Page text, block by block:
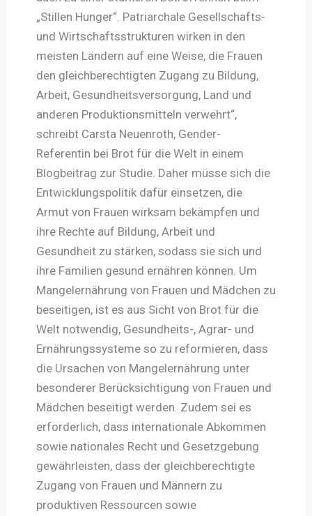
„Stillen Hunger“. Patriarchale Gesellschafts-
und Wirtschaftsstrukturen wirken in den
meisten Ländern auf eine Weise, die Frauen
den gleichberechtigten Zugang zu Bildung,
Arbeit, Gesundheitsversorgung, Land und
anderen Produktionsmitteln verwehrt“,
schreibt Carsta Neuenroth, Gender-
Referentin bei Brot für die Welt in einem
Blogbeitrag zur Studie. Daher müsse sich die
Entwicklungspolitik dafür einsetzen, die
Armut von Frauen wirksam bekämpfen und
ihre Rechte auf Bildung, Arbeit und
Gesundheit zu stärken, sodass sie sich und
ihre Familien gesund ernähren können. Um
Mangelernährung von Frauen und Mädchen zu
beseitigen, ist es aus Sicht von Brot für die
Welt notwendig, Gesundheits-, Agrar- und
Ernährungssysteme so zu reformieren, dass
die Ursachen von Mangelernährung unter
besonderer Berücksichtigung von Frauen und
Mädchen beseitigt werden. Zudem sei es
erforderlich, dass internationale Abkommen
sowie nationales Recht und Gesetzgebung
gewährleisten, dass der gleichberechtigte
Zugang von Frauen und Männern zu
produktiven Ressourcen sowie